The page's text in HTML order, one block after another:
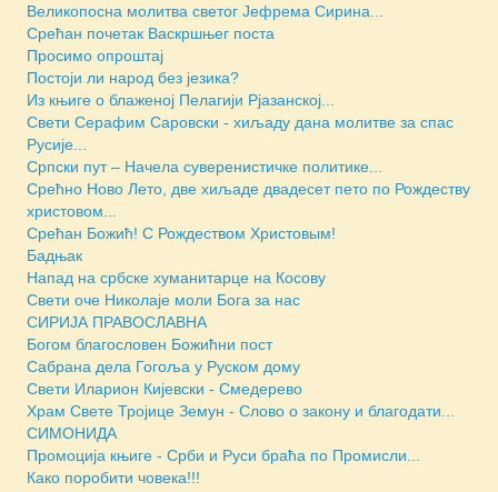
Великопосна молитва светог Јефрема Сирина...
Срећан почетак Васкршњег поста
Просимо опроштај
Постоји ли народ без језика?
Из књиге о блаженој Пелагији Рјазанској...
Свети Серафим Саровски - хиљаду дана молитве за спас
Русије...
Српски пут – Начела суверенистичке политике...
Срећно Ново Лето, две хиљаде двадесет пето по Рождеству
христовом...
Срећан Божић! С Рождеством Христовым!
Бадњак
Напад на србске хуманитарце на Косову
Свети оче Николаје моли Бога за нас
СИРИЈА ПРАВОСЛАВНА
Богом благословен Божићни пост
Сабрана дела Гогоља у Руском дому
Свети Иларион Кијевски - Смедерево
Храм Свете Тројице Земун - Слово о закону и благодати...
СИМОНИДА
Промоција књиге - Срби и Руси браћа по Промисли...
Како поробити човека!!!